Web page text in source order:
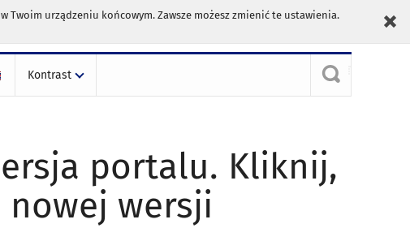
Twoim urządzeniu końcowym. Zawsze możesz zmienić te ustawienia.
Kontrast
portalu. Kliknij,
wersji